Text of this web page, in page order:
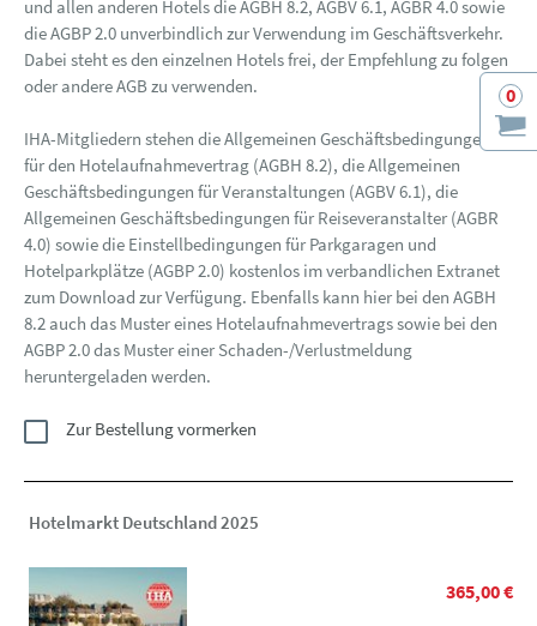
0
und allen anderen Hotels die AGBH 8.2, AGBV 6.1, AGBR 4.0 sowie
die AGBP 2.0 unverbindlich zur Verwendung im Geschäftsverkehr.
Dabei steht es den einzelnen Hotels frei, der Empfehlung zu folgen
oder andere AGB zu verwenden.
IHA-Mitgliedern stehen die Allgemeinen Geschäftsbedingungen
für den Hotelaufnahmevertrag (AGBH 8.2), die Allgemeinen
Geschäftsbedingungen für Veranstaltungen (AGBV 6.1), die
Allgemeinen Geschäftsbedingungen für Reiseveranstalter (AGBR
4.0) sowie die Einstellbedingungen für Parkgaragen und
Hotelparkplätze (AGBP 2.0) kostenlos im verbandlichen Extranet
zum Download zur Verfügung. Ebenfalls kann hier bei den AGBH
8.2 auch das Muster eines Hotelaufnahmevertrags sowie bei den
AGBP 2.0 das Muster einer Schaden-/Verlustmeldung
heruntergeladen werden.
Zur Bestellung vormerken
Hotelmarkt Deutschland 2025
365,00 €